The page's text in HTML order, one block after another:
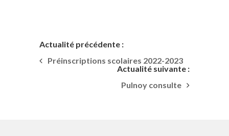
Actualité précédente :
Préinscriptions scolaires 2022-2023
Actualité suivante :
Pulnoy consulte